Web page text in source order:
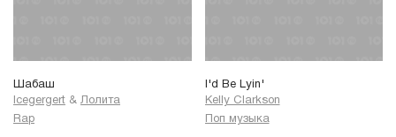
Шабаш
Icegergert & Лолита
Rap
I'd Be Lyin'
Kelly Clarkson
Поп музыка